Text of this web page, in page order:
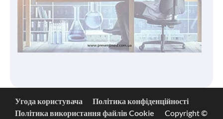
Угода користувача
Політика конфіденційності
Політика використання файлів Cookie
Copyright ©